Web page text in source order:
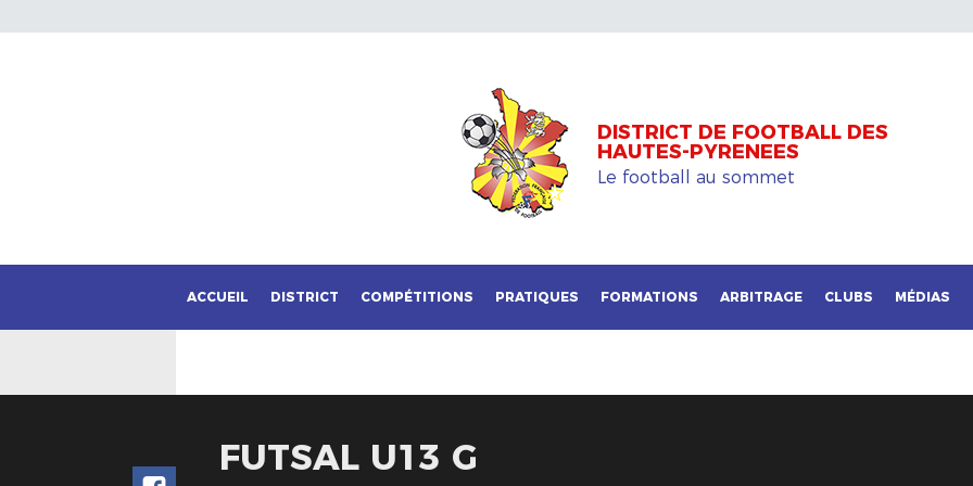
DISTRICT DE FOOTBALL DES
HAUTES-PYRENEES
Le football au sommet
ACCUEIL DISTRICT COMPÉTITIONS PRATIQUES FORMATIONS ARBITRAGE CLUBS MÉDIAS
FUTSAL U13 G